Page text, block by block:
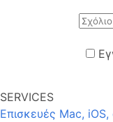
SERVICES
Επισκευές Mac,